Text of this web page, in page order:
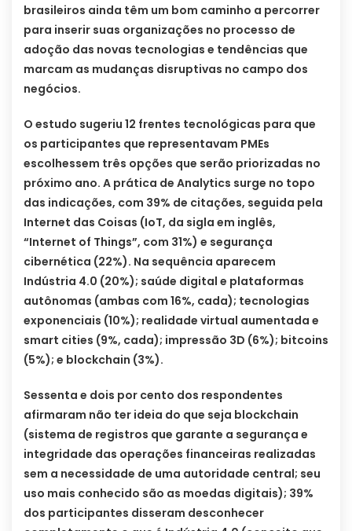
brasileiros ainda têm um bom caminho a percorrer
para inserir suas organizações no processo de
adoção das novas tecnologias e tendências que
marcam as mudanças disruptivas no campo dos
negócios.
O estudo sugeriu 12 frentes tecnológicas para que
os participantes que representavam PMEs
escolhessem três opções que serão priorizadas no
próximo ano. A prática de Analytics surge no topo
das indicações, com 39% de citações, seguida pela
Internet das Coisas (IoT, da sigla em inglês,
“Internet of Things”, com 31%) e segurança
cibernética (22%). Na sequência aparecem
Indústria 4.0 (20%); saúde digital e plataformas
autônomas (ambas com 16%, cada); tecnologias
exponenciais (10%); realidade virtual aumentada e
smart cities (9%, cada); impressão 3D (6%); bitcoins
(5%); e blockchain (3%).
Sessenta e dois por cento dos respondentes
afirmaram não ter ideia do que seja blockchain
(sistema de registros que garante a segurança e
integridade das operações financeiras realizadas
sem a necessidade de uma autoridade central; seu
uso mais conhecido são as moedas digitais); 39%
dos participantes disseram desconhecer